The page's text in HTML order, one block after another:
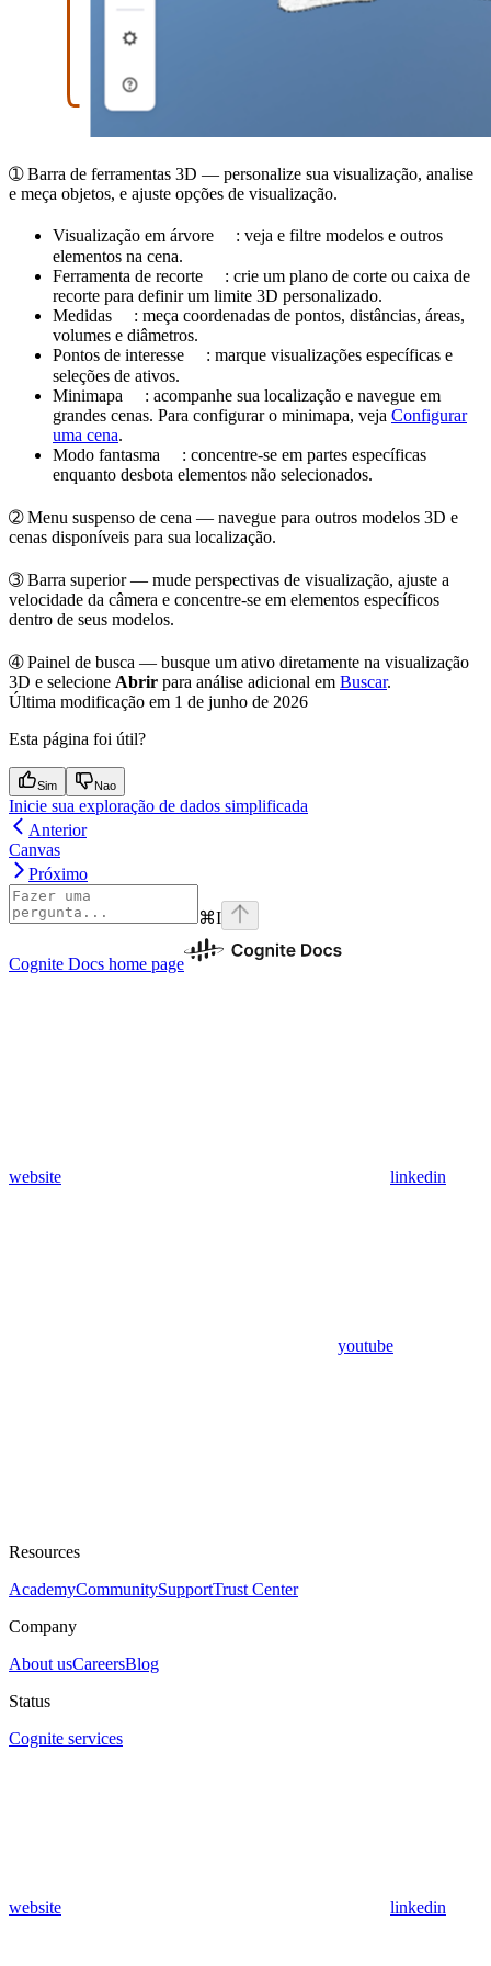
➀Barra de ferramentas 3D — personalize sua visualização, analise
e meça objetos, e ajuste opções de visualização.
Visualização em árvore
: veja e filtre modelos e outros
elementos na cena.
Ferramenta de recorte
: crie um plano de corte ou caixa de
recorte para definir um limite 3D personalizado.
Medidas
: meça coordenadas de pontos, distâncias, áreas,
volumes e diâmetros.
Pontos de interesse
: marque visualizações específicas e
seleções de ativos.
Minimapa
: acompanhe sua localização e navegue em
grandes cenas. Para configurar o minimapa, veja Configurar
uma cena.
Modo fantasma
: concentre-se em partes específicas
enquanto desbota elementos não selecionados.
➁Menu suspenso de cena — navegue para outros modelos 3D e
cenas disponíveis para sua localização.
➂Barra superior— mude perspectivas de visualização, ajuste a
velocidade da câmera e concentre-se em elementos específicos
dentro de seus modelos.
➃Painel de busca — busque um ativo diretamente na visualização
3D e selecione Abrir para análise adicional em Buscar.
Última modificação em 1 de junho de 2026
Esta página foi útil?
Sim Nao
Inicie sua exploração de dados simplificada
Anterior
Canvas
Próximo
⌘I
Cognite Docs home page
website linkedin
youtube
Resources
AcademyCommunitySupportTrust Center
Company
About usCareersBlog
Status
Cognite services
website linkedin